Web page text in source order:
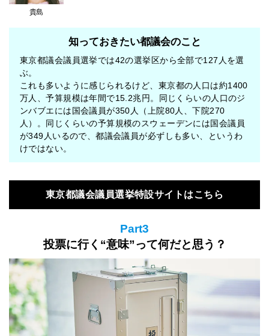
貴島
知っておきたい都議会のこと
東京都議会議員選挙では42の選挙区から全部で127人を選
ぶ。
これも多いように感じられるけど、東京都の人口は約1400
万人、予算規模は年間で15.2兆円。同じくらいの人口のジ
ンバブエには国会議員が350人（上院80人、下院270
人）。同じくらいの予算規模のスウェーデンには国会議員
が349人いるので、都議会議員が必ずしも多い、というわ
けではない。
東京都議会議員選挙特設サイトはこちら
Part3
投票に行く“意味”って何だと思う？